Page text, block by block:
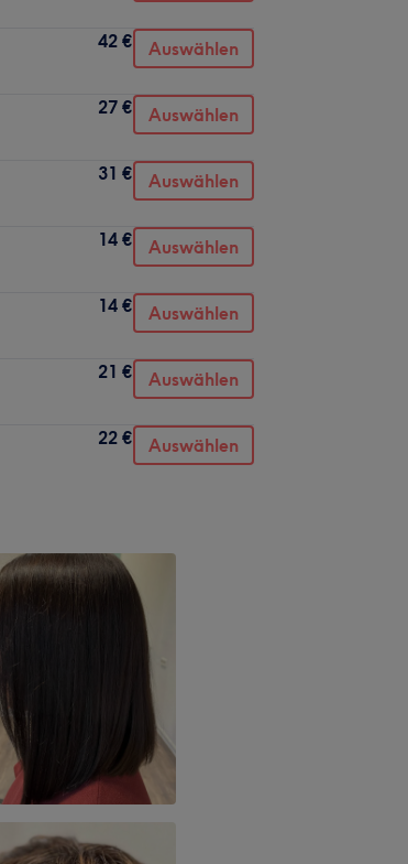
42 € Auswählen
27 € Auswählen
31 € Auswählen
14 € Auswählen
14 € Auswählen
21 € Auswählen
22 € Auswählen